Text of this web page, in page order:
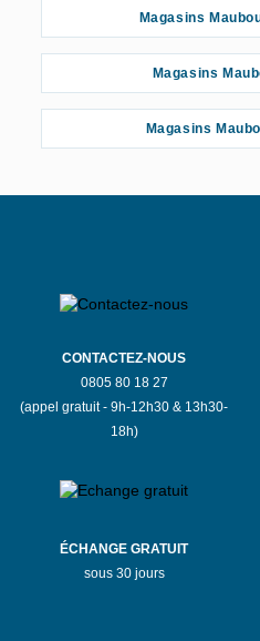
Magasins
Magasins
Magasins
CONTACTEZ-NOUS
0805 80 18 27
(appel gratuit - 9h-12h30 & 13h30-
18h)
ÉCHANGE GRATUIT
sous 30 jours